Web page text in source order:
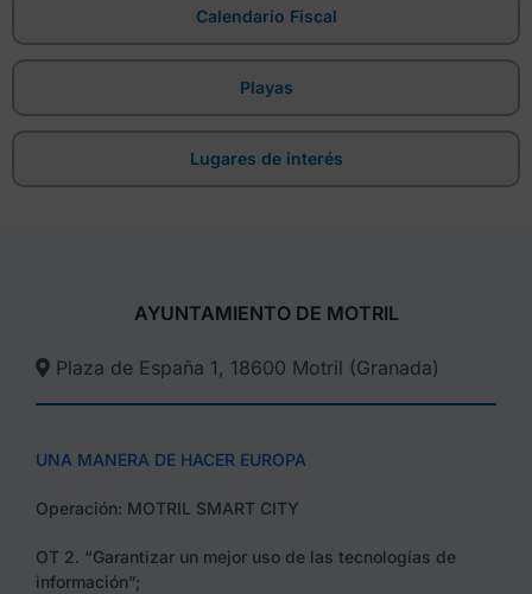
Calendario Fiscal
Playas
Lugares de interés
AYUNTAMIENTO DE MOTRIL
Plaza de España 1, 18600 Motril (Granada)​
UNA MANERA DE HACER EUROPA
Operación: MOTRIL SMART CITY
OT 2. “Garantizar un mejor uso de las tecnologías de
información”;